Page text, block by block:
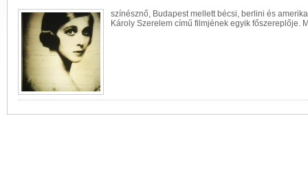
színésznő, Budapest mellett bécsi, berlini és
Károly Szerelem című filmjének egyik főszereplője.